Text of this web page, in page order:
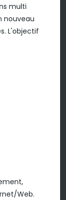
multi
nouveau
L'objectif
Web.